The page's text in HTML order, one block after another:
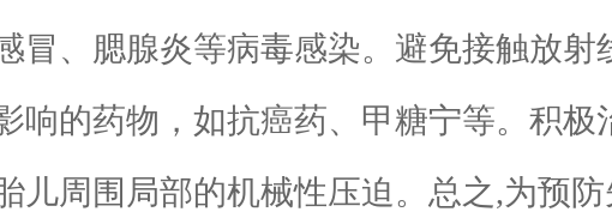
、腮腺炎等病毒感染。避免接触放射
响的药物，如抗癌药、甲糖宁等。积极
儿周围局部的机械性压迫。总之,为预